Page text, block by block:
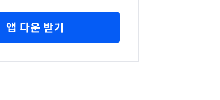
앱 다운 받기